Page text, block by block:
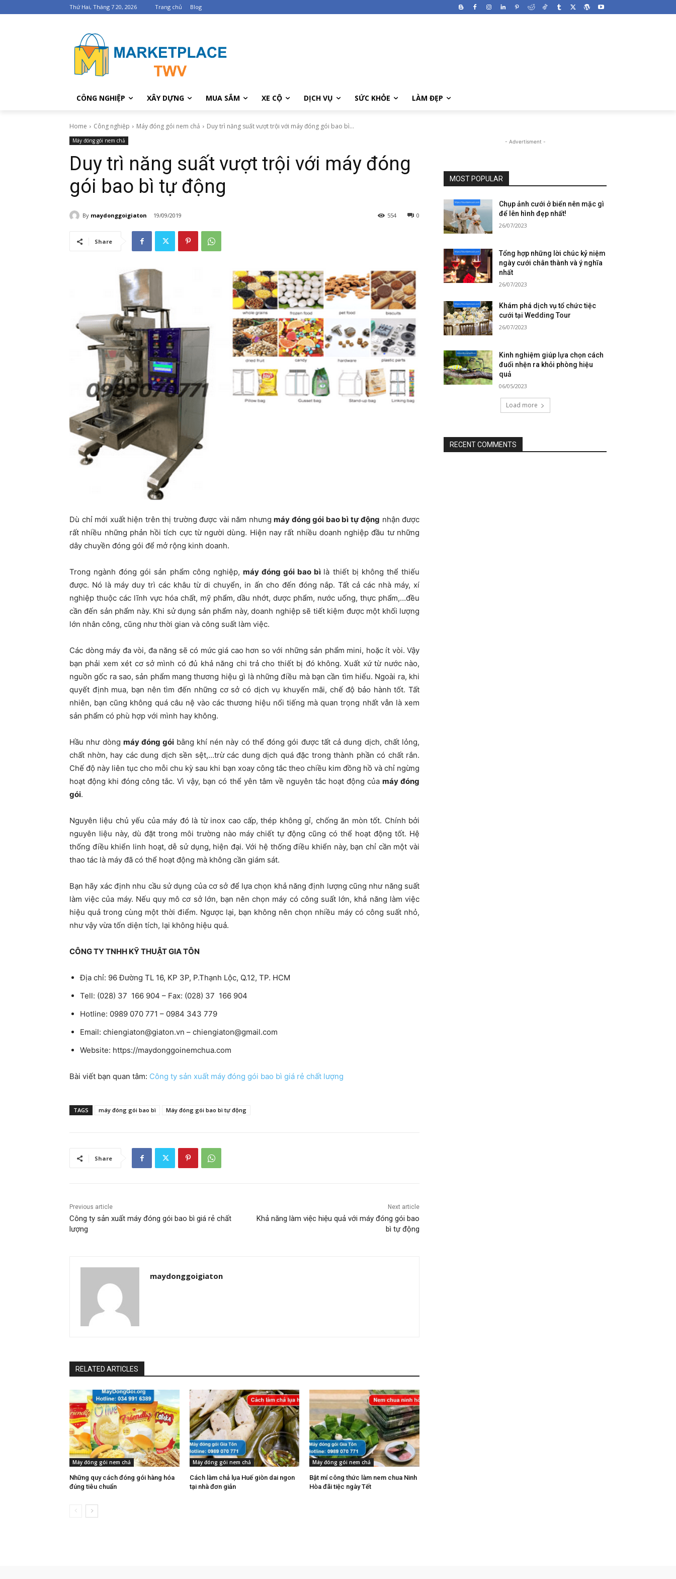
Thứ Hai, Tháng 7 20, 2026 Trang chủ Blog
CÔNG NGHIỆP XÂY DỰNG MUA SẮM XE CỘ DỊCH VỤ SỨC KHỎE LÀM ĐẸP
Home Công nghiệp Máy đóng gói nem chả Duy trì năng suất vượt trội với máy đóng gói bao bì...
Máy đóng gói nem chả
Duy trì năng suất vượt trội với máy đóng
gói bao bì tự động
By maydonggoigiaton 19/09/2019 0
554
Share
Dù chỉ mới xuất hiện trên thị trường được vài năm nhưng máy đóng gói bao bì tự động nhận được
rất nhiều những phản hồi tích cực từ người dùng. Hiện nay rất nhiều doanh nghiệp đầu tư những
dây chuyền đóng gói để mở rộng kinh doanh.
Trong ngành đóng gói sản phẩm công nghiệp, máy đóng gói bao bì là thiết bị không thể thiếu
được. Nó là máy duy trì các khâu từ di chuyển, in ấn cho đến đóng nắp. Tất cả các nhà máy, xí
nghiệp thuộc các lĩnh vực hóa chất, mỹ phẩm, dầu nhớt, dược phẩm, nước uống, thực phẩm,…đều
cần đến sản phẩm này. Khi sử dụng sản phẩm này, doanh nghiệp sẽ tiết kiệm được một khối lượng
lớn nhân công, cũng như thời gian và công suất làm việc.
Các dòng máy đa vòi, đa năng sẽ có mức giá cao hơn so với những sản phẩm mini, hoặc ít vòi. Vậy
bạn phải xem xét cơ sở mình có đủ khả năng chi trả cho thiết bị đó không. Xuất xứ từ nước nào,
nguồn gốc ra sao, sản phẩm mang thương hiệu gì là những điều mà bạn cần tìm hiểu. Ngoài ra, khi
quyết định mua, bạn nên tìm đến những cơ sở có dịch vụ khuyến mãi, chế độ bảo hành tốt. Tất
nhiên, bạn cũng không quá câu nệ vào các thương hiệu nổi tiếng mà quan trọng nhất vẫn là xem
sản phẩm có phù hợp với mình hay không.
Hầu như dòng máy đóng gói bằng khí nén này có thể đóng gói được tất cả dung dịch, chất lỏng,
chất nhờn, hay các dung dịch sền sệt,…trừ các dung dịch quá đặc trong thành phần có chất rắn.
Chế độ này liên tục cho mỗi chu kỳ sau khi bạn xoay công tắc theo chiều kim đồng hồ và chỉ ngừng
hoạt động khi đóng công tắc. Vì vậy, bạn có thể yên tâm về nguyên tắc hoạt động của máy đóng
gói.
Nguyên liệu chủ yếu của máy đó là từ inox cao cấp, thép không gỉ, chống ăn mòn tốt. Chính bởi
nguyên liệu này, dù đặt trong môi trường nào máy chiết tự động cũng có thể hoạt động tốt. Hệ
thống điều khiển linh hoạt, dễ sử dụng, hiện đại. Với hệ thống điều khiển này, bạn chỉ cần một vài
thao tác là máy đã có thể hoạt động mà không cần giám sát.
Bạn hãy xác định nhu cầu sử dụng của cơ sở để lựa chọn khả năng định lượng cũng như năng suất
làm việc của máy. Nếu quy mô cơ sở lớn, bạn nên chọn máy có công suất lớn, khả năng làm việc
hiệu quả trong cùng một thời điểm. Ngược lại, bạn không nên chọn nhiều máy có công suất nhỏ,
như vậy vừa tốn diện tích, lại không hiệu quả.
CÔNG TY TNHH KỸ THUẬT GIA TÔN
Địa chỉ: 96 Đường TL 16, KP 3P, P.Thạnh Lộc, Q.12, TP. HCM
Tell: (028) 37 166 904 – Fax: (028) 37 166 904
Hotline: 0989 070 771 – 0984 343 779
Email: chiengiaton@giaton.vn – chiengiaton@gmail.com
Website: https://maydonggoinemchua.com
Bài viết bạn quan tâm: Công ty sản xuất máy đóng gói bao bì giá rẻ chất lượng
TAGS máy đóng gói bao bì Máy đóng gói bao bì tự động
Share
Previous article
Công ty sản xuất máy đóng gói bao bì giá rẻ chất
lượng
Next article
Khả năng làm việc hiệu quả với máy đóng gói bao
bì tự động
maydonggoigiaton
RELATED ARTICLES
Máy đóng gói nem chả
Những quy cách đóng gói hàng hóa
đúng tiêu chuẩn
Máy đóng gói nem chả
Cách làm chả lụa Huế giòn dai ngon
tại nhà đơn giản
Máy đóng gói nem chả
Bật mí công thức làm nem chua Ninh
Hòa đãi tiệc ngày Tết
- Advertisment -
MOST POPULAR
Chụp ảnh cưới ở biển nên mặc gì
để lên hình đẹp nhất!
26/07/2023
Tổng hợp những lời chúc kỷ niệm
ngày cưới chân thành và ý nghĩa
nhất
26/07/2023
Khám phá dịch vụ tổ chức tiệc
cưới tại Wedding Tour
26/07/2023
Kinh nghiệm giúp lựa chọn cách
đuổi nhện ra khỏi phòng hiệu
quả
06/05/2023
Load more
RECENT COMMENTS